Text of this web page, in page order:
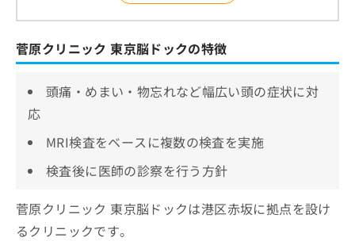
菅原クリニック 東京脳ドックの特徴
頭痛・めまい・物忘れなど幅広い頭の症状に対
応
MRI検査をベースに複数の検査を実施
検査後に医師の診察を行う方針
菅原クリニック 東京脳ドックは港区赤坂に拠点を設け
るクリニックです。